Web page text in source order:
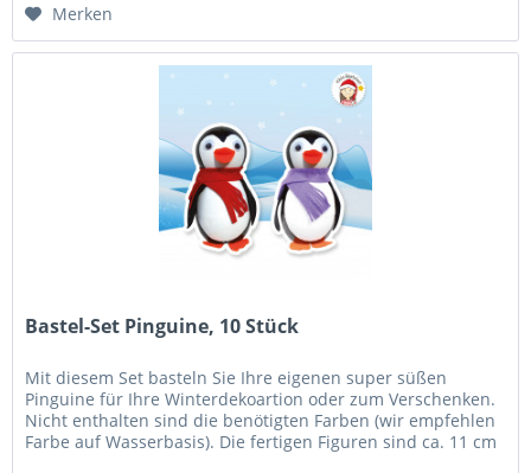
Merken
Bastel-Set Pinguine, 10 Stück
Mit diesem Set basteln Sie Ihre eigenen super süßen
Pinguine für Ihre Winterdekoartion oder zum Verschenken.
Nicht enthalten sind die benötigten Farben (wir empfehlen
Farbe auf Wasserbasis). Die fertigen Figuren sind ca. 11 cm